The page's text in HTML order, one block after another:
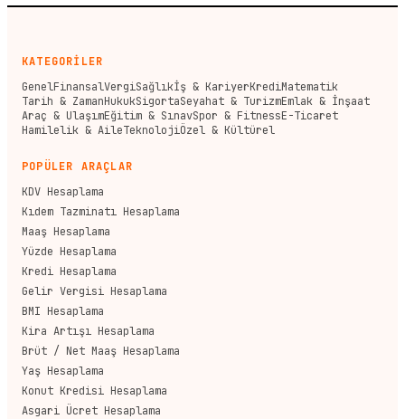
KATEGORİLER
GenelFinansalVergiSağlıkİş & KariyerKrediMatematik
Tarih & ZamanHukukSigortaSeyahat & TurizmEmlak & İnşaat
Araç & UlaşımEğitim & SınavSpor & FitnessE-Ticaret
Hamilelik & AileTeknolojiÖzel & Kültürel
POPÜLER ARAÇLAR
KDV Hesaplama
Kıdem Tazminatı Hesaplama
Maaş Hesaplama
Yüzde Hesaplama
Kredi Hesaplama
Gelir Vergisi Hesaplama
BMI Hesaplama
Kira Artışı Hesaplama
Brüt / Net Maaş Hesaplama
Yaş Hesaplama
Konut Kredisi Hesaplama
Asgari Ücret Hesaplama